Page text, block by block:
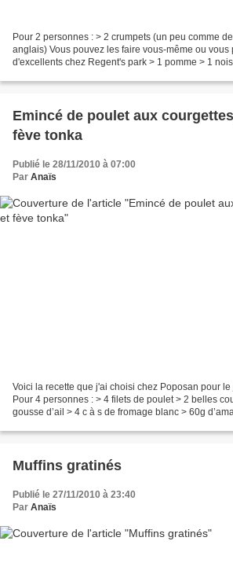
Pour 2 personnes : > 2 crumpets (un peu comme
anglais) Vous pouvez les faire vous-même ou vous
d'excellents chez Regent's park > 1 pomme > 1
Emincé de poulet aux
fève tonka
Publié le 28/11/2010 à 07:00
Par Anaïs
Voici la recette que j'ai choisi chez Poposan pour le
Pour 4 personnes : > 4 filets de poulet > 2 belles
gousse d’ail > 4 c à s de fromage blanc > 60g
Muffins gratinés
Publié le 27/11/2010 à 23:40
Par Anaïs